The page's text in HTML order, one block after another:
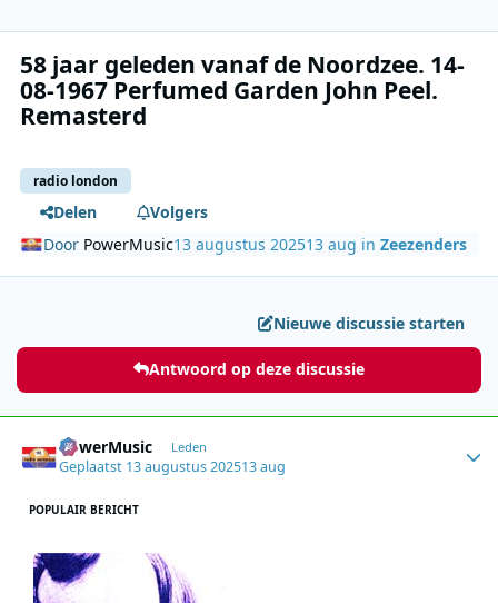
58 jaar geleden vanaf de Noordzee. 14-
08-1967 Perfumed Garden John Peel.
Remasterd
radio london
Delen
Volgers
Door PowerMusic13 augustus 202513 aug inZeezenders
Nieuwe discussie starten
Antwoord op deze discussie
PowerMusic Leden
Geplaatst 13 augustus 202513 aug
POPULAIR BERICHT